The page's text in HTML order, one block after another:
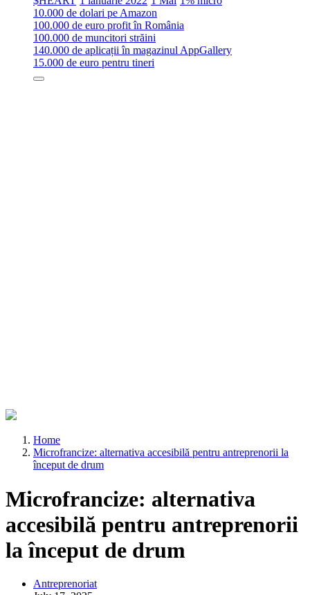
10.000 de dolari pe Amazon
100.000 de euro profit în România
100.000 de muncitori străini
140.000 de aplicații în magazinul AppGallery
15.000 de euro pentru tineri
Home
Microfrancize: alternativa accesibilă pentru antreprenorii la
început de drum
Microfrancize: alternativa
accesibilă pentru antreprenorii
la început de drum
Antreprenoriat